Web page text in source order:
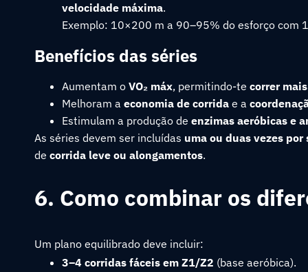
velocidade máxima.
Exemplo: 10×200 m a 90–95% do esforço com
Benefícios das séries
Aumentam o VO₂ máx, permitindo-te correr
Melhoram a economia de corrida e a
Estimulam a produção de enzimas aeróbicas e
As séries devem ser incluídas uma ou duas vezes por
de corrida leve ou alongamentos.
6. Como combinar os
Um plano equilibrado deve incluir:
3–4 corridas fáceis em Z1/Z2 (base aeróbica).